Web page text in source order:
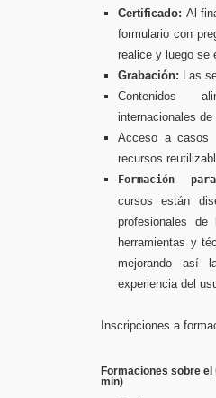
Certificado: Al
formulario con
realice y luego se
Grabación: Las
Contenidos
internacionales
Acceso a casos
recursos
Formación
cursos están
profesionales
herramientas y
mejorando así
experiencia del
Inscripciones a
Formaciones sobre
min)